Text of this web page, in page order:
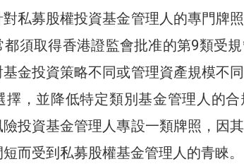
私募股權投資基金管理人的專門牌
須取得香港證監會批准的第9類受
金投資策略不同或管理資產規模不
擇，並降低特定類別基金管理人的
投資基金管理人專設一類牌照，因
而受到私募股權基金管理人的青睞。